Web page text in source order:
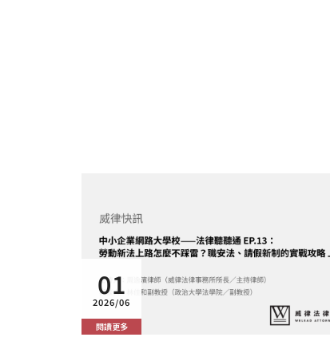
01
2026/06
閱讀更多